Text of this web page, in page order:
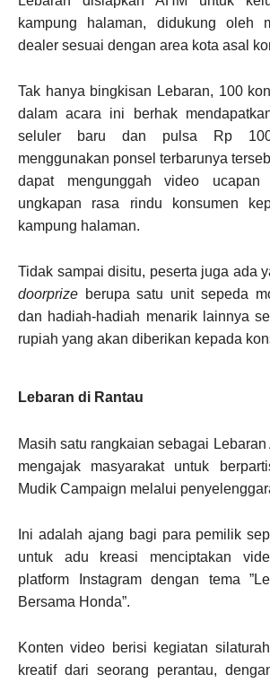
kampung halaman, didukung oleh
dealer sesuai dengan area kota asal
Tak hanya bingkisan Lebaran, 100
dalam acara ini berhak
seluler baru dan pulsa Rp
menggunakan ponsel terbarunya
dapat mengunggah video
ungkapan rasa rindu konsumen
kampung halaman.
Tidak sampai disitu, peserta juga ada
doorprize berupa satu unit sepeda
dan hadiah-hadiah menarik lainnya
rupiah yang akan diberikan kepada
Lebaran di Rantau
Masih satu rangkaian sebagai Lebaran
mengajak masyarakat untuk
Mudik Campaign melalui
Ini adalah ajang bagi para pemilik
untuk adu kreasi menciptakan
platform Instagram dengan tema
Bersama Honda”.
Konten video berisi kegiatan
kreatif dari seorang perantau,